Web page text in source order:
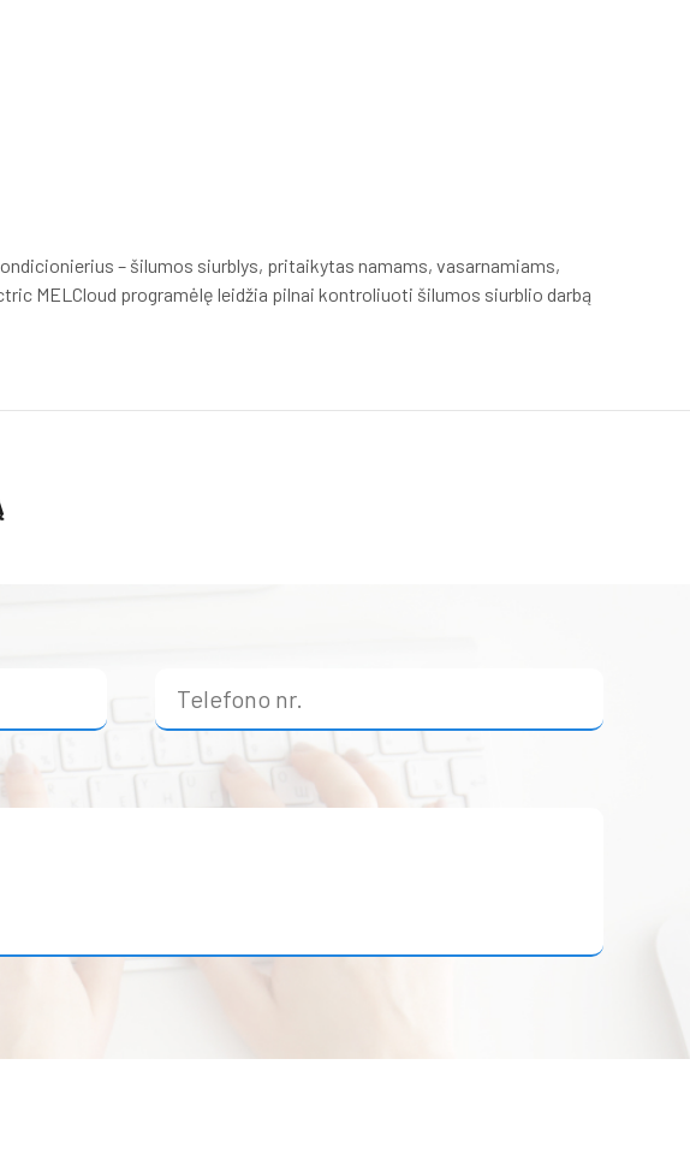
– šilumos siurblys, pritaikytas namams, vasarnamiams,
MELCloud programėlę leidžia pilnai kontroliuoti šilumos siurblio darbą